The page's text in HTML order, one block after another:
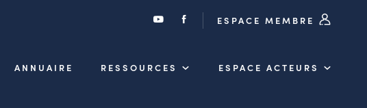
ESPACE MEMBRE
ANNUAIRE RESSOURCES ESPACE ACTEURS